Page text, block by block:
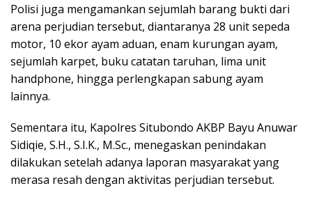
Polisi juga mengamankan sejumlah barang bukti dari
arena perjudian tersebut, diantaranya 28 unit sepeda
motor, 10 ekor ayam aduan, enam kurungan ayam,
sejumlah karpet, buku catatan taruhan, lima unit
handphone, hingga perlengkapan sabung ayam
lainnya.
Sementara itu, Kapolres Situbondo AKBP Bayu Anuwar
Sidiqie, S.H., S.I.K., M.Sc., menegaskan penindakan
dilakukan setelah adanya laporan masyarakat yang
merasa resah dengan aktivitas perjudian tersebut.